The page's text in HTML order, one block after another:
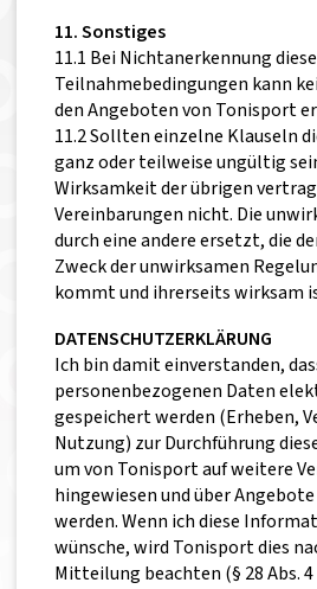
11. Sonstiges
11.1 Bei Nichtanerkennung
Teilnahmebedingungen kann
den Angeboten von Tonisport
11.2 Sollten einzelne Klauseln
ganz oder teilweise ungültig
Wirksamkeit der übrigen
Vereinbarungen nicht. Die
durch eine andere ersetzt, die
Zweck der unwirksamen
kommt und ihrerseits wirksam
DATENSCHUTZERKLÄRUNG
Ich bin damit einverstanden,
personenbezogenen Daten
gespeichert werden (Erheben,
Nutzung) zur Durchführung
um von Tonisport auf weitere
hingewiesen und über
werden. Wenn ich diese
wünsche, wird Tonisport dies
Mitteilung beachten (§ 28 Abs. 4